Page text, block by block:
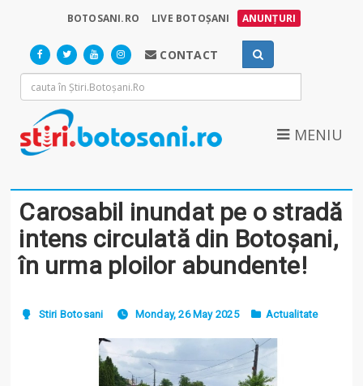
BOTOSANI.RO LIVE BOTOȘANI ANUNȚURI
CONTACT
MENIU
Carosabil inundat pe o stradă
intens circulată din Botoșani,
în urma ploilor abundente!
Stiri Botosani Monday, 26 May 2025 Actualitate